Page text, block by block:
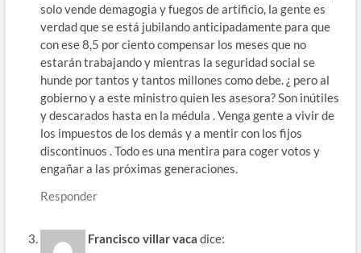
solo vende demagogia y fuegos de artificio, la gente es
verdad que se está jubilando anticipadamente para que
con ese 8,5 por ciento compensar los meses que no
estarán trabajando y mientras la seguridad social se
hunde por tantos y tantos millones como debe. ¿ pero al
gobierno y a este ministro quien les asesora? Son inútiles
y descarados hasta en la médula . Venga gente a vivir de
los impuestos de los demás y a mentir con los fijos
discontinuos . Todo es una mentira para coger votos y
engañar a las próximas generaciones.
Responder
Francisco villar vaca dice: